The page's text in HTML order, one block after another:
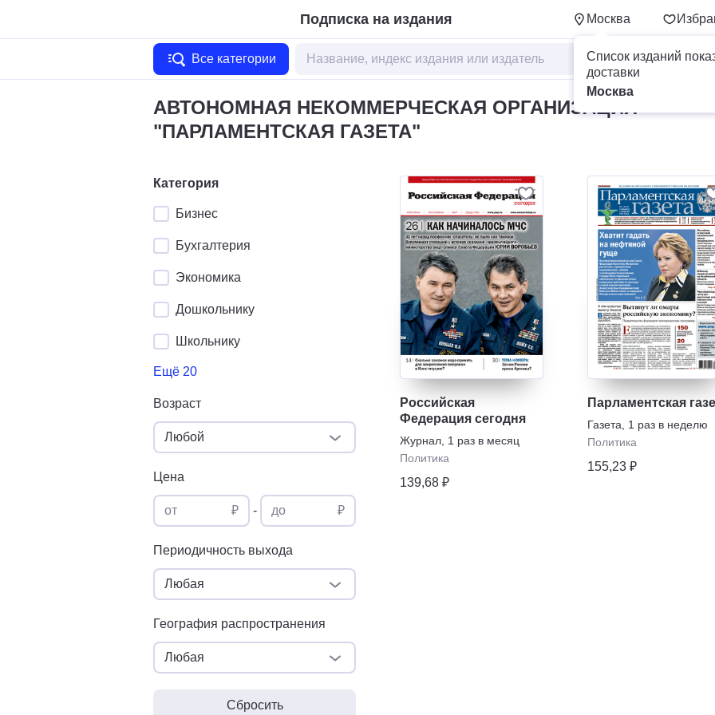
Подписка на издания Москва
Список изданий
доставки
Москва
Все категории
АВТОНОМНАЯ НЕКОММЕРЧЕСКАЯ ОРГАНИЗАЦИЯ
"ПАРЛАМЕНТСКАЯ ГАЗЕТА"
Категория
Бизнес
Бухгалтерия
Экономика
Дошкольнику
Школьнику
Ещё 20
Возраст
Любой
Цена
от ₽ - до ₽
Периодичность выхода
Любая
География распространения
Любая
Сбросить
Российская
Федерация сегодня
Журнал, 1 раз в месяц
Политика
139,68 ₽
Парламентская
Газета
1 раз в неделю
Политика
155,23 ₽